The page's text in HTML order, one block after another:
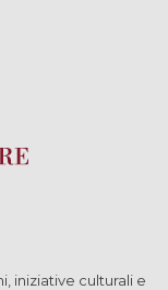
iniziative culturali e